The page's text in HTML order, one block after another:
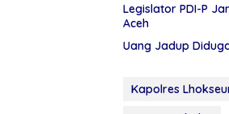
Legislator PDI-P
Aceh
Uang Jadup
Kapolres